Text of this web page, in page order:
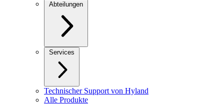
Abteilungen
Services
Technischer Support von Hyland
Alle Produkte